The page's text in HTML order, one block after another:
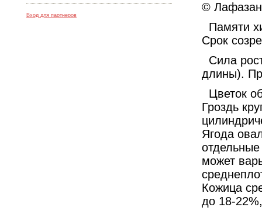
Вход для партнеров
©
Памяти
Срок
Сила
длины).
Цветок
Гроздь
Ягода
может
Кожица
до 18-